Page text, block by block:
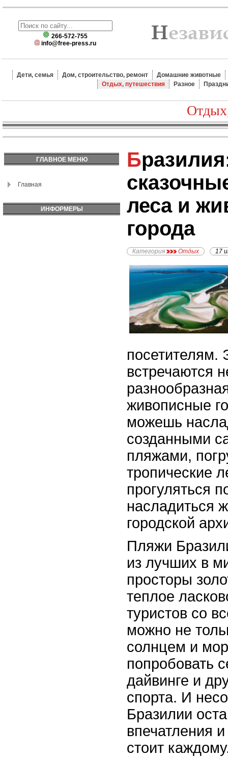
266-572-755
info@free-press.ru
Дети, семья Дом, строительство, ремонт
Домашние животные
Отдых, путешествия
Разное
ГЛАВНОЕ МЕНЮ
Главная
ИНФОРМЕРЫ
Бразилия: пляжи,
леса и
города
Категория Отдых 17
посетителям.
встречаются
живописные
можешь
созданными
пляжами,
тропические
прогуляться
насладиться
городской
Пляжи
из лучших в
просторы
теплое
туристов со
можно не
солнцем и
попробовать
дайвинге и
спорта. И
Бразилии
впечатления
стоит